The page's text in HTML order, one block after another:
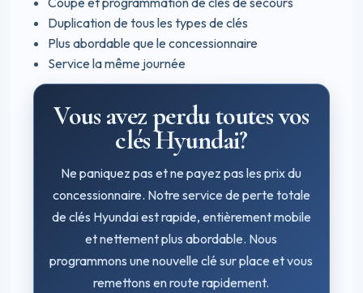
Duplication de tous les types de clés
Plus abordable que le concessionnaire
Service la même journée
Vous avez perdu toutes vos
clés Hyundai?
Ne paniquez pas et ne payez pas les prix du
concessionnaire. Notre service de perte totale
de clés Hyundai est rapide, entièrement mobile
et nettement plus abordable. Nous
programmons une nouvelle clé sur place et vous
remettons en route rapidement.